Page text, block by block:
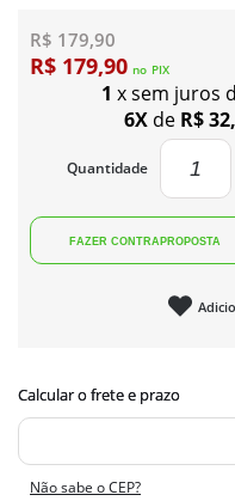
R$ 179,90
R$ 179,90 no PIX
1 x sem juros
6Xde R$
Quantidade
Não sabe o CEP?